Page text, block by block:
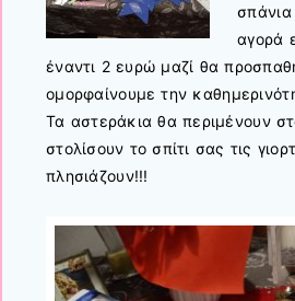
αγορά
έναντι 2 ευρώ μαζί θα
ομορφαίνουμε την
Τα αστεράκια θα περιμένουν
στολίσουν το σπίτι σας τις
πλησιάζουν!!!